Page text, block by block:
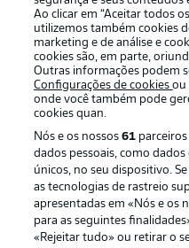
Football as
Ao clicar em “Aceitar todos
utilizemos também cookies
marketing e de análise e
cookies são, em parte,
Outras informações podem
Configurações de cookiesou
onde você também pode
cookies quan.
Nós e os nossos61
dados pessoais, como
únicos, no seu dispositivo.
as tecnologias de rastreio
apresentadas em «Nós e os
para as seguintes
«Rejeitar tudo» ou retirar o